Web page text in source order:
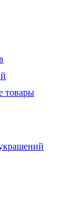
товары